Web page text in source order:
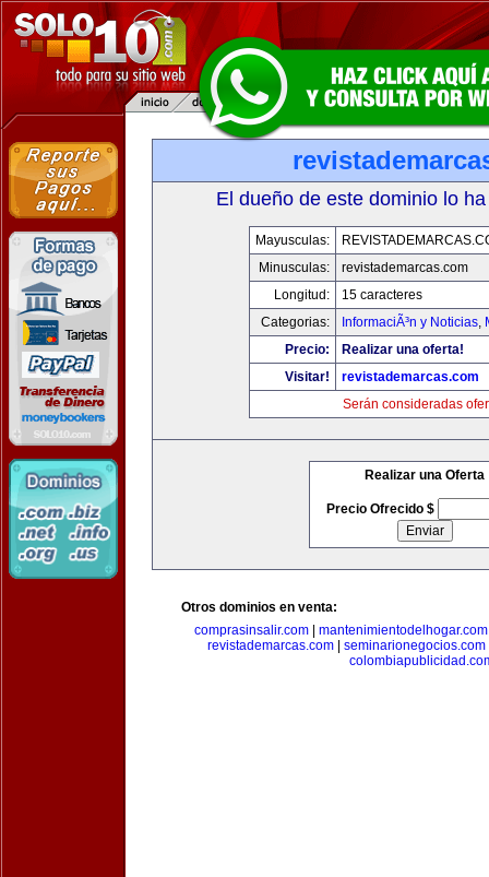
El dueño de este dominio lo
Mayusculas:
Minusculas:
revistademarcas.com
Longitud:
15 caracteres
Categorias:
InformaciÃ³n y Noticias,
Precio:
Realizar una oferta!
Visitar!
revistademarcas.com
Serán consideradas
Realizar una Oferta
Precio Ofrecido $
Otros dominios en venta:
comprasinsalir.com
mantenimientodelhogar.com
revistademarcas.com
seminarionegocios.com